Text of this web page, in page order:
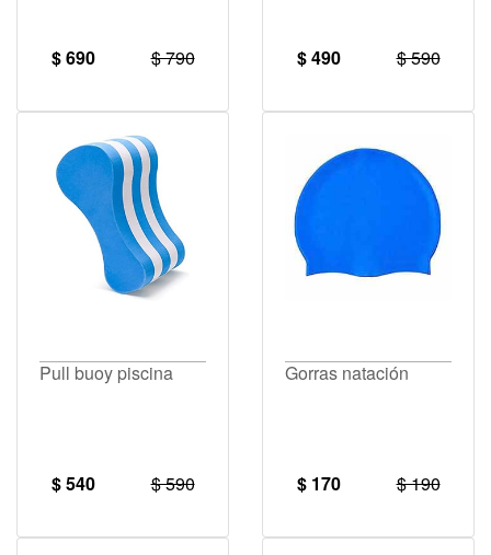
$ 690 $ 790 $ 490 $ 590
Pull buoy piscina
$ 540 $ 590
Gorras natación
$ 170 $ 190